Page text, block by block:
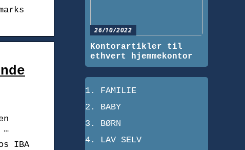
…
IBA
26/10/2022
Kontorartikler til
ethvert hjemmekontor
FAMILIE
BABY
BØRN
LAV SELV